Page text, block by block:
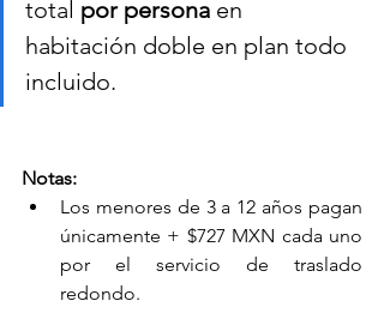
total por persona en
habitación doble en plan todo
incluido.
Notas:
Los menores de 3 a 12 años pagan
únicamente + $727 MXN cada uno
por el servicio de traslado
redondo.